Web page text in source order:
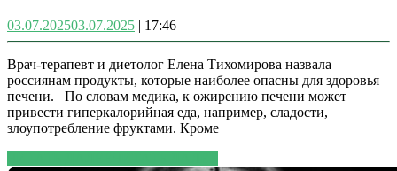
03.07.202503.07.2025 | 17:46
Врач-терапевт и диетолог Елена Тихомирова назвала
россиянам продукты, которые наиболее опасны для здоровья
печени. По словам медика, к ожирению печени может
привести гиперкалорийная еда, например, сладости,
злоупотребление фруктами. Кроме